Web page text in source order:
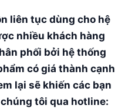
liên tục dùng cho hệ
nhiều khách hàng
phối bởi hệ thống
có giá thành cạnh
lại sẽ khiến các bạn
tôi qua hotline: